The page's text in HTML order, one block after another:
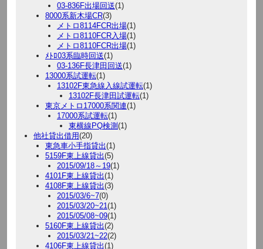
03-836F出場回送(1)
8000系新木場CR(3)
メトロ8114FCR出場(1)
メトロ8110FCR入場(1)
メトロ8110FCR出場(1)
ﾒﾄﾛ03系臨時回送(1)
03-136F長津田回送(1)
13000系試運転(1)
13102F東急線入線試運転(1)
13102F長津田試運転(1)
東京メトロ17000系関連(1)
17000系試運転(1)
東横線PQ検測 (1)
他社貸出借用(20)
東急車小手指貸出(1)
5159F東上線貸出(5)
2015/09/18～19(1)
4101F東上線貸出(1)
4108F東上線貸出(3)
2015/03/6~7(0)
2015/03/20~21(1)
2015/05/08~09(1)
5160F東上線貸出(2)
2015/03/21~22(2)
4106F東上線貸出(1)